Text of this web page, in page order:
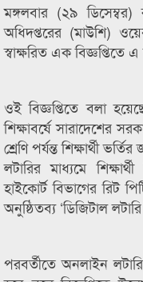
মঙ্গলবার (২৯ ডিসেম্বর)
অধিদপ্তরের (মাউশি)
স্বাক্ষরিত এক বিজ্ঞপ্তিতে
ওই বিজ্ঞপ্তিতে বলা
শিক্ষাবর্ষে সারাদেশের
শ্রেণি পর্যন্ত শিক্ষার্থী
লটারির মাধ্যমে
হাইকোর্ট বিভাগের রিট
অনুষ্ঠিতব্য ‘ডিজিটাল
পরবর্তীতে অনলাইন